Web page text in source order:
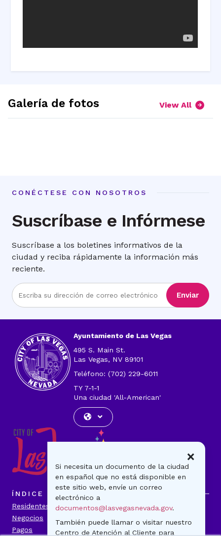
Galería de fotos View All
CONÉCTESE CON NOSOTROS
Suscríbase e Infórmese
Suscríbase a los boletines informativos de la
ciudad y reciba rápidamente la información más
reciente.
Ingrese
la
correo
electrónico
Enviar
Ayuntamiento de Las Vegas
495 S. Main St.
Las Vegas, NV 89101
Teléfono: (702) 229-6011
TY 7-1-1
Una ciudad 'All-American'
ÍNDICE
Residentes
Visitantes
Negocios
Pagos
Noticias
Si necesita un documento de la ciudad
en español que no está disponible en
este sitio web, envíe un correo
electrónico a
documentos@lasvegasnevada.gov.
También puede llamar o visitar nuestro
Centro de Atención al Cliente para
×